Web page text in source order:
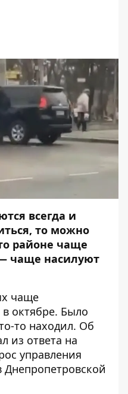
всегда и
то можно
районе чаще
чаще насилуют
чаще
октябре. Было
то находил. Об
из ответа на
управления